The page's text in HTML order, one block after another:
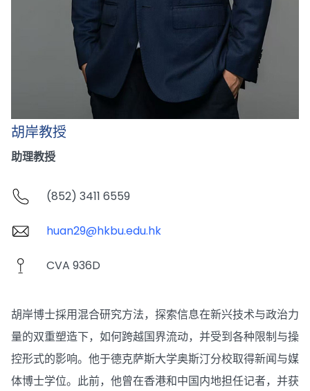
胡岸教授
助理教授
(852) 3411 6559
huan29@hkbu.edu.hk
CVA 936D
胡岸博士採用混合研究方法，探索信息在新兴技术与政治力
量的双重塑造下，如何跨越国界流动，并受到各种限制与操
控形式的影响。他于德克萨斯大学奥斯汀分校取得新闻与媒
体博士学位。此前，他曾在香港和中国内地担任记者，并获